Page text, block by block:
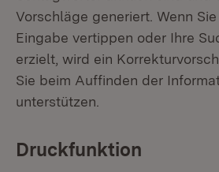
Vorschläge generiert. Wenn
Eingabe vertippen oder Ihre
erzielt, wird ein
Sie beim Auffinden der
unterstützen.
Druckfunktion